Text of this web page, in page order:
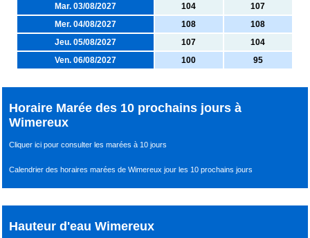
Mar. 03/08/2027
104
107
Mer. 04/08/2027
108
108
Jeu. 05/08/2027
107
104
Ven. 06/08/2027
100 95
Horaire Marée des 10 prochains jours à
Wimereux
Cliquer ici pour consulter les marées à 10 jours
Calendrier des horaires marées de Wimereux jour les 10 prochains jours
Hauteur d'eau Wimereux